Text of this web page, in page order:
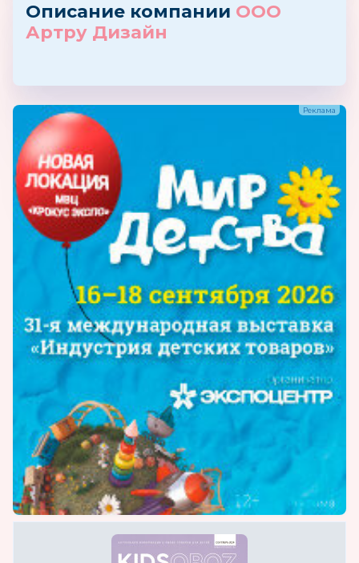
Описание компании ООО
Артру Дизайн